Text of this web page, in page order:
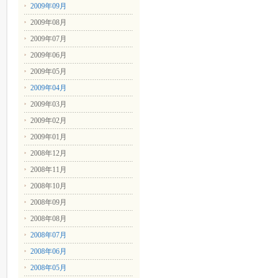
2009年09月
2009年08月
2009年07月
2009年06月
2009年05月
2009年04月
2009年03月
2009年02月
2009年01月
2008年12月
2008年11月
2008年10月
2008年09月
2008年08月
2008年07月
2008年06月
2008年05月